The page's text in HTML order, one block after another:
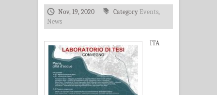
Nov, 19, 2020 Category Events,
News
ITA